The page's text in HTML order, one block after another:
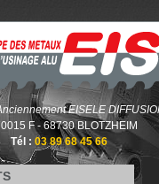
EISELE
F - 68730 BLOTZHEIM
Tél : 03 89 68 45 66